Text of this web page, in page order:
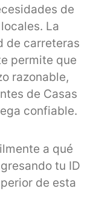
de
La
de carreteras
permite que
razonable,
de Casas
confiable.
a qué
tu ID
de esta